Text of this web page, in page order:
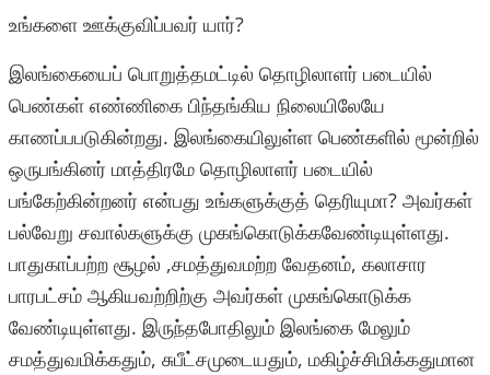
உங்களை ஊக்குவிப்பவர் யார்?
இலங்கையைப் பொறுத்தமட்டில் தொழிலாளர் படையில்
பெண்கள் எண்ணிகை பிந்தங்கிய நிலையிலேயே
காணப்பபடுகின்றது. இலங்கையிலுள்ள பெண்களில் மூன்றில்
ஒருபங்கினர் மாத்திரமே தொழிலாளர் படையில்
பங்கேற்கின்றனர் என்பது உங்களுக்குத் தெரியுமா? அவர்கள்
பல்வேறு சவால்களுக்கு முகங்கொடுக்கவேண்டியுள்ளது.
பாதுகாப்பற்ற சூழல் ,சமத்துவமற்ற வேதனம், கலாசார
பாரபட்சம் ஆகியவற்றிற்கு அவர்கள் முகங்கொடுக்க
வேண்டியுள்ளது. இருந்தபோதிலும் இலங்கை மேலும்
சமத்துவமிக்கதும், சுபீட்சமுடையதும், மகிழ்ச்சிமிக்கதுமான